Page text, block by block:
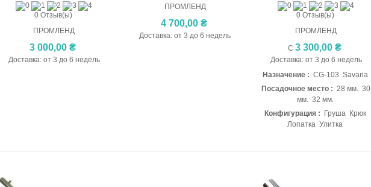
Двухбункерная отсадочная
810 000,00 ₴
0 Отзыв(ы)
ПРОМЛЕНД
3 000,00 ₴
Доставка: от 3 до 6 недель
ПРОМЛЕНД
4 700,00 ₴
Доставка: от 3 до 6 недель
0 Отзыв(ы)
ПРОМЛЕНД
С3 300,00 ₴
Доставка: от 3 до 6 недель
Назначение : CG-103 Savaria
Посадочное место : 28 мм. 30
мм. 32 мм.
Конфигурация :
Груша Крюк
Лопатка Улитка